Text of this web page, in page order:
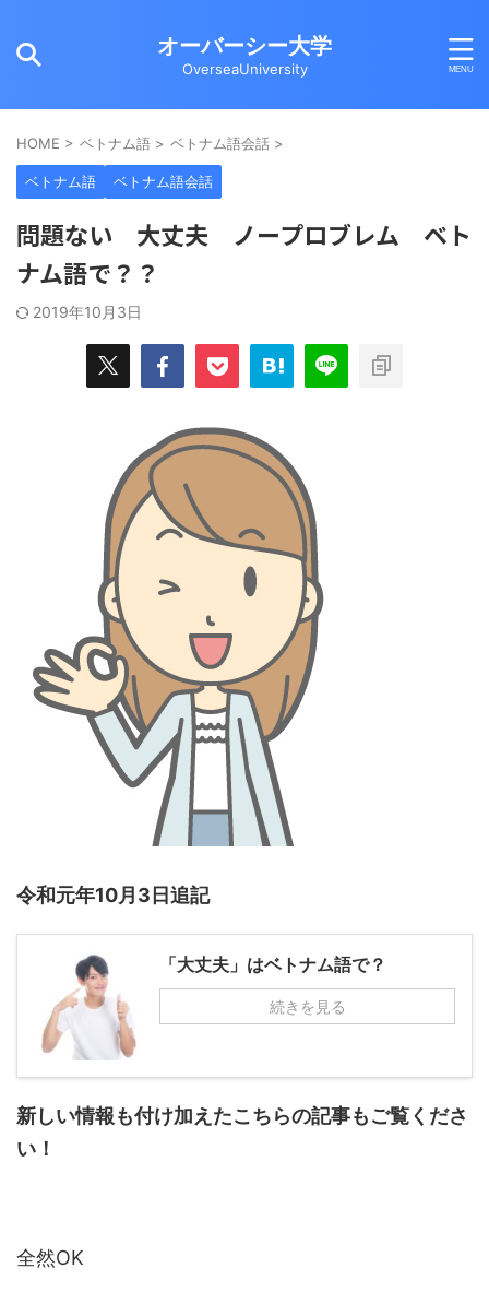
オーバーシー大学
OverseaUniversity
HOME > ベトナム語 > ベトナム語会話 >
ベトナム語 ベトナム語会話
問題ない 大丈夫 ノープロブレム ベト
ナム語で？？
2019年10月3日
令和元年10月3日追記
「大丈夫」はベトナム語で？
続きを見る
新しい情報も付け加えたこちらの記事もご覧くださ
い！
全然OK